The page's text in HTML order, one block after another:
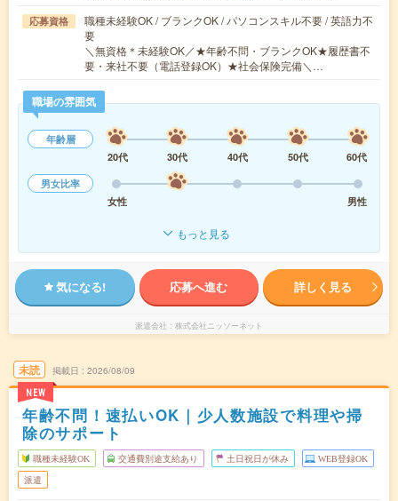
応募資格
職種未経験OK / ブランクOK / パソコンスキル不要 / 英語力不
要
＼無資格＊未経験OK／★年齢不問・ブランクOK★履歴書不
要・来社不要（電話登録OK）★社会保険完備＼…
職場の雰囲気
年齢層
20代
30代 40代 50代
60代
男女比率
女性
男性
もっと見る
気になる! 応募へ進む 詳しく見る
派遣会社 株式会社ニッソーネット
未読
NEW
掲載日 2026/08/09
年齢不問！速払いOK｜少人数施設で料理や掃
除のサポート
職種未経験OK 交通費別途支給あり 土日祝日が休み WEB登録OK
派遣